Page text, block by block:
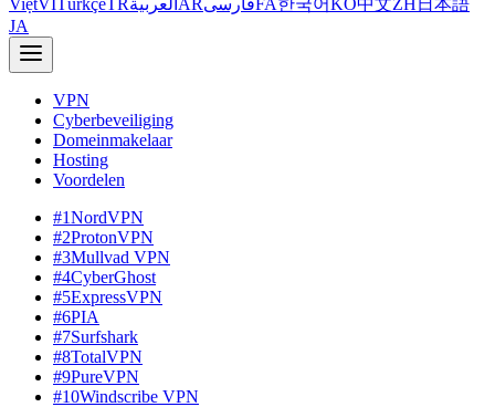
JA
VPN
Cyberbeveiliging
Domeinmakelaar
Hosting
Voordelen
#1NordVPN
#2ProtonVPN
#3Mullvad VPN
#4CyberGhost
#5ExpressVPN
#6PIA
#7Surfshark
#8TotalVPN
#9PureVPN
#10Windscribe VPN